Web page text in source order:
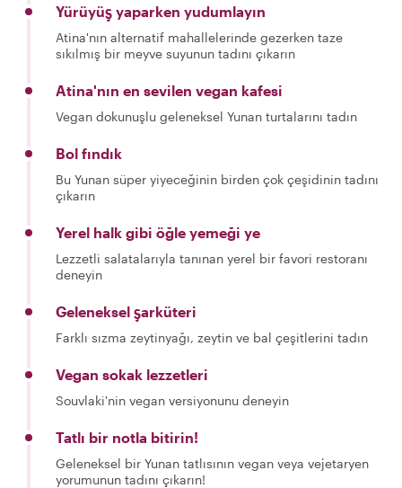
Yürüyüş yaparken yudumlayın
Atina'nın alternatif mahallelerinde gezerken taze
sıkılmış bir meyve suyunun tadını çıkarın
Atina'nın en sevilen vegan kafesi
Vegan dokunuşlu geleneksel Yunan turtalarını tadın
Bol fındık
Bu Yunan süper yiyeceğinin birden çok çeşidinin tadını
çıkarın
Yerel halk gibi öğle yemeği ye
Lezzetli salatalarıyla tanınan yerel bir favori restoranı
deneyin
Geleneksel şarküteri
Farklı sızma zeytinyağı, zeytin ve bal çeşitlerini tadın
Vegan sokak lezzetleri
Souvlaki'nin vegan versiyonunu deneyin
Tatlı bir notla bitirin!
Geleneksel bir Yunan tatlısının vegan veya vejetaryen
yorumunun tadını çıkarın!